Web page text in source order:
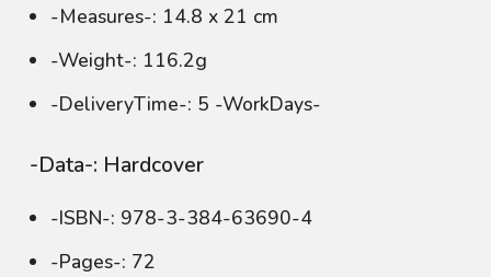
-Measures-: 14.8 x 21 cm
-Weight-: 116.2g
-DeliveryTime-: 5 -WorkDays-
-Data-: Hardcover
-ISBN-: 978-3-384-63690-4
-Pages-: 72